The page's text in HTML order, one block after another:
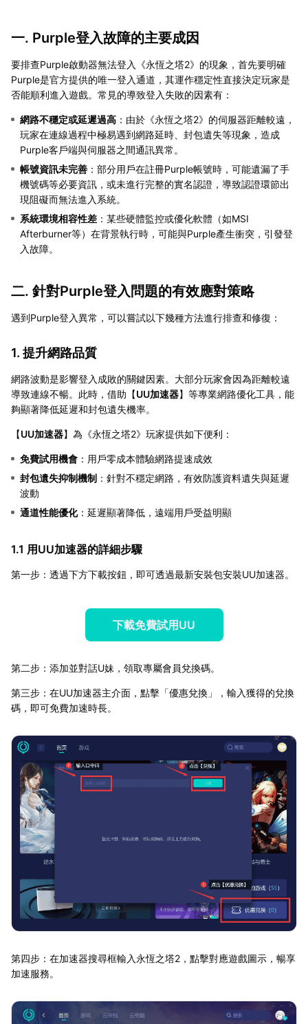
一. Purple登入故障的主要成因
要排查Purple啟動器無法登入《永恆之塔2》的現象，首先要明確
Purple是官方提供的唯一登入通道，其運作穩定性直接決定玩家是
否能順利進入遊戲。常見的導致登入失敗的因素有：
網路不穩定或延遲過高 ：由於《永恆之塔2》的伺服器距離較遠，
玩家在連線過程中極易遇到網路延時、封包遺失等現象，造成
Purple客戶端與伺服器之間通訊異常。
帳號資訊未完善 ：部分用戶在註冊Purple帳號時，可能遺漏了手
機號碼等必要資訊，或未進行完整的實名認證，導致認證環節出
現阻礙而無法進入系統。
系統環境相容性差 ：某些硬體監控或優化軟體（如MSI
Afterburner等）在背景執行時，可能與Purple產生衝突，引發登
入故障。
二. 針對Purple登入問題的有效應對策略
遇到Purple登入異常，可以嘗試以下幾種方法進行排查和修復：
1. 提升網路品質
網路波動是影響登入成敗的關鍵因素。大部分玩家會因為距離較遠
導致連線不暢。此時，借助【UU加速器】等專業網路優化工具，能
夠顯著降低延遲和封包遺失機率。
【UU加速器】為《永恆之塔2》玩家提供如下便利：
免費試用機會 ：用戶零成本體驗網路提速成效
封包遺失抑制機制 ：針對不穩定網路，有效防護資料遺失與延遲
波動
通道性能優化：延遲顯著降低，遠端用戶受益明顯
1.1 用UU加速器的詳細步驟
第一步：透過下方下載按鈕，即可透過最新安裝包安裝UU加速器。
下載免費試用UU
第二步：添加並對話U妹，領取專屬會員兌換碼。
第三步：在UU加速器主介面，點擊「優惠兌換」，輸入獲得的兌換
碼，即可免費加速時長。
第四步：在加速器搜尋框輸入永恆之塔2，點擊對應遊戲圖示，暢享
加速服務。